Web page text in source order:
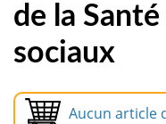
de la
sociaux
Aucun article